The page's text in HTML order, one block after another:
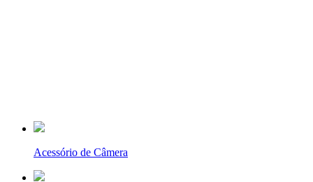
Acessório de Câmera